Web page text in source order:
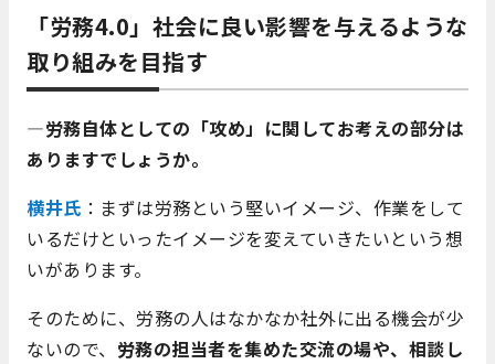
「労務4.0」社会に良い影響を与えるような
取り組みを目指す
―労務自体としての「攻め」に関してお考えの部分は
ありますでしょうか。
横井氏 ：まずは労務という堅いイメージ、作業をして
いるだけといったイメージを変えていきたいという想
いがあります。
そのために、労務の人はなかなか社外に出る機会が少
ないので、 労務の担当者を集めた交流の場や、相談し